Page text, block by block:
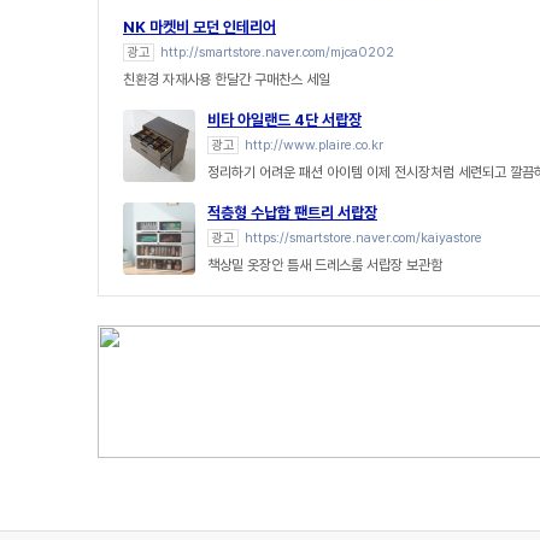
NK 마켓비 모던 인테리어
광고 http://smartstore.naver.com/mjca0202
친환경 자재사용 한달간 구매찬스 세일
비타 아일랜드 4단 서랍장
광고 http://www.plaire.co.kr
정리하기 어려운 패션 아이템 이제 전시장처럼 세련되고 깔끔
적층형 수납함 팬트리 서랍장
광고 https://smartstore.naver.com/kaiyastore
책상밑 옷장안 틈새 드레스룸 서랍장 보관함